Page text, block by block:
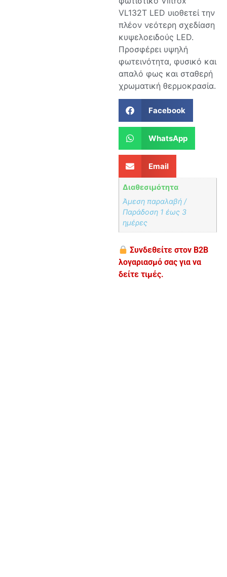
VL132T LED υιοθετεί την
πλέον νεότερη σχεδίαση
κυψελοειδούς LED.
Προσφέρει υψηλή
φωτεινότητα, φυσικό και
απαλό φως και σταθερή
χρωματική θερμοκρασία.
Facebook
WhatsApp
Email
Διαθεσιμότητα
Άμεση παραλαβή /
Παράδoση 1 έως 3
ημέρες
Συνδεθείτε στον B2B
λογαριασμό σας για να
δείτε τιμές.